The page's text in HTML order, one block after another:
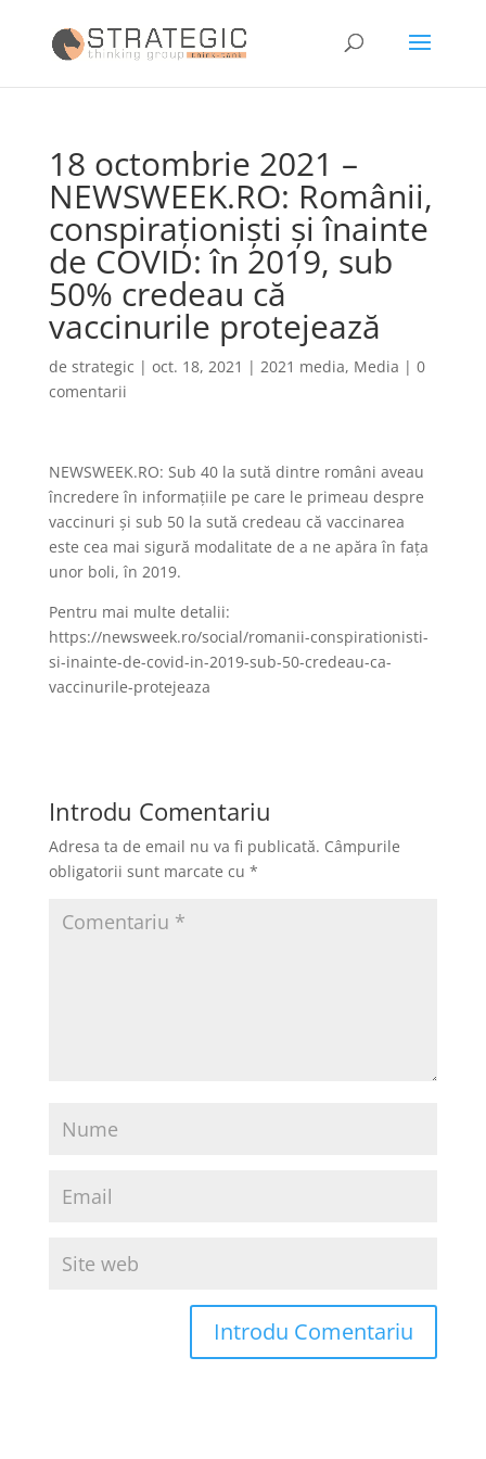
18 octombrie 2021 –
NEWSWEEK.RO: Românii,
conspiraționiști și înainte
de COVID: în 2019, sub
50% credeau că
vaccinurile protejează
de strategic | oct. 18, 2021 | 2021 media, Media | 0
comentarii
NEWSWEEK.RO: Sub 40 la sută dintre români aveau
încredere în informațiile pe care le primeau despre
vaccinuri și sub 50 la sută credeau că vaccinarea
este cea mai sigură modalitate de a ne apăra în fața
unor boli, în 2019.
Pentru mai multe detalii:
https://newsweek.ro/social/romanii-conspirationisti-
si-inainte-de-covid-in-2019-sub-50-credeau-ca-
vaccinurile-protejeaza
Introdu Comentariu
Adresa ta de email nu va fi publicată. Câmpurile
obligatorii sunt marcate cu *